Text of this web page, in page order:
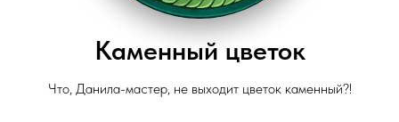
Каменный цветок
Что, Данила-мастер, не выходит цветок каменный?!